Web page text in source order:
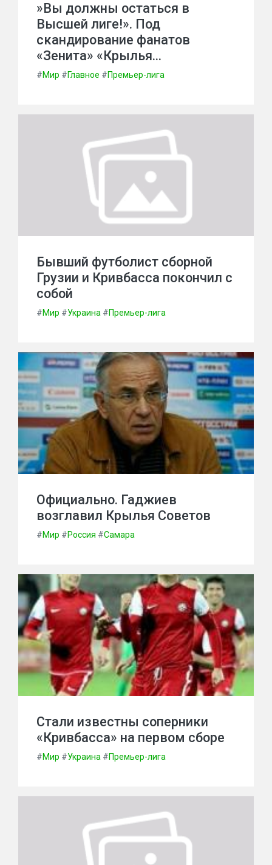
»Вы должны остаться в
Высшей лиге!». Под
скандирование фанатов
«Зенита» «Крылья…
#Мир #Главное #Премьер-лига
Бывший футболист сборной
Грузии и Кривбасса покончил с
собой
#Мир #Украина #Премьер-лига
Официально. Гаджиев
возглавил Крылья Советов
#Мир #Россия #Самара
Стали известны соперники
«Кривбасса» на первом сборе
#Мир #Украина #Премьер-лига